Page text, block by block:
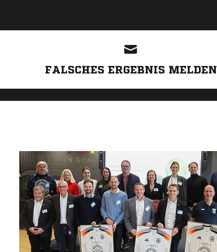
FALSCHES ERGEBNIS MELDEN